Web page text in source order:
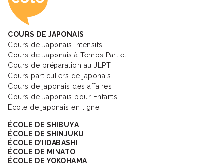
COURS DE JAPONAIS
Cours de Japonais Intensifs
Cours de Japonais à Temps Partiel
Cours de préparation au JLPT
Cours particuliers de japonais
Cours de japonais des affaires
Cours de Japonais pour Enfants
École de japonais en ligne
ÉCOLE DE SHIBUYA
ÉCOLE DE SHINJUKU
ÉCOLE D’IIDABASHI
ÉCOLE DE MINATO
ÉCOLE DE YOKOHAMA